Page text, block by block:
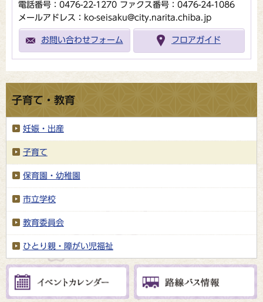
電話番号：0476-22-1270 ファクス番号：0476-24-1086
メールアドレス：ko-seisaku@city.narita.chiba.jp
お問い合わせフォーム フロアガイド
子育て・教育
妊娠・出産
子育て
保育園・幼稚園
市立学校
教育委員会
ひとり親・障がい児福祉